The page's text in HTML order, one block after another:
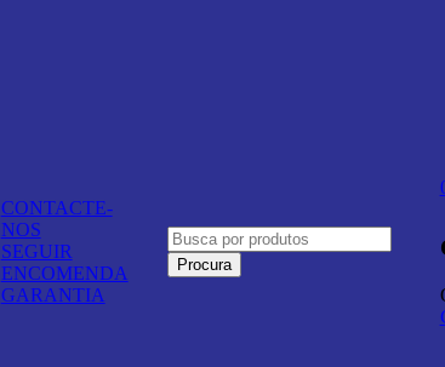
CONTACTE-
NOS
SEGUIR
ENCOMENDA
GARANTIA